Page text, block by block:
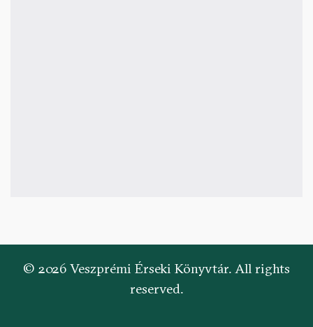
© 2026 Veszprémi Érseki Könyvtár. All rights
reserved.